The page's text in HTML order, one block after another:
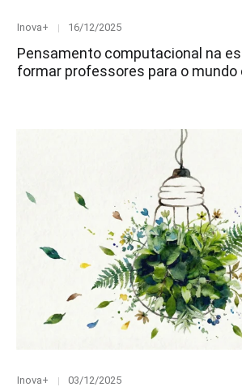
Category
Inova+
Posted
16/12/2025
Pensamento computacional na
formar professores para o mundo
Category
Inova+
Posted
03/12/2025